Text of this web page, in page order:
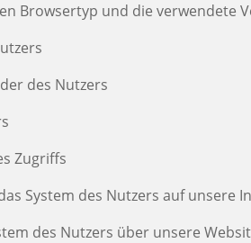
Browsertyp und die verwendete
des Nutzers
Zugriffs
System des Nutzers auf unsere
des Nutzers über unsere